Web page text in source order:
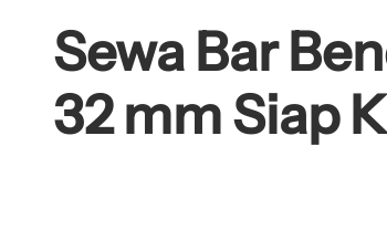
Sewa Bar
32 mm Siap